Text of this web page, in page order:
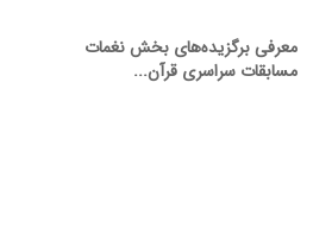
معرفی برگزیده‌های بخش نغمات
مسابقات سراسری قرآن...